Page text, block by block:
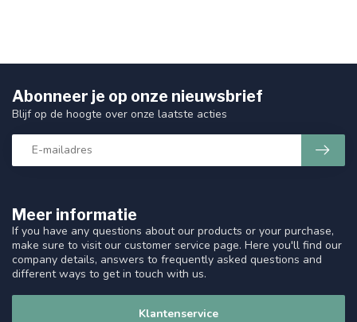
Meer informatie
If you have any questions about our products or your purchase,
make sure to visit our customer service page. Here you'll find our
company details, answers to frequently asked questions and
different ways to get in touch with us.
Klantenservice
Abonneer je op onze nieuwsbrief
Blijf op de hoogte over onze laatste acties